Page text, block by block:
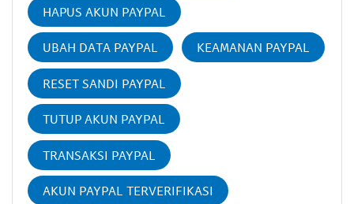
HAPUS AKUN PAYPAL
UBAH DATA PAYPAL KEAMANAN PAYPAL
RESET SANDI PAYPAL
TUTUP AKUN PAYPAL
TRANSAKSI PAYPAL
AKUN PAYPAL TERVERIFIKASI